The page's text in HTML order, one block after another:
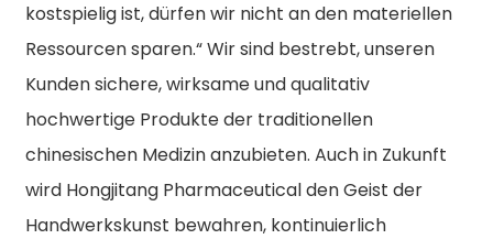
kostspielig ist, dürfen wir nicht an den materiellen
Ressourcen sparen.“ Wir sind bestrebt, unseren
Kunden sichere, wirksame und qualitativ
hochwertige Produkte der traditionellen
chinesischen Medizin anzubieten. Auch in Zukunft
wird Hongjitang Pharmaceutical den Geist der
Handwerkskunst bewahren, kontinuierlich